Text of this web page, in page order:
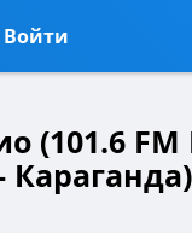
Войти
(101.6 FM
Караганда)